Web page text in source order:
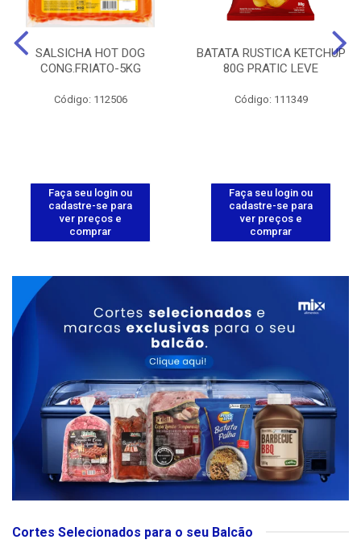
SALSICHA HOT DOG
CONG.FRIATO-5KG
Código: 112506
Faça seu login ou
cadastre-se para
ver preços e
comprar
BATATA RUSTICA KETCHUP
80G PRATIC LEVE
Código: 111349
Faça seu login ou
cadastre-se para
ver preços e
comprar
Cortes Selecionados para o seu Balcão